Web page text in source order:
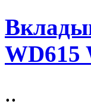
WD615
..